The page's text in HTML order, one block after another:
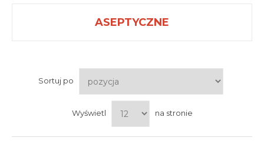
ASEPTYCZNE
Sortuj po
Wyświetl na stronie